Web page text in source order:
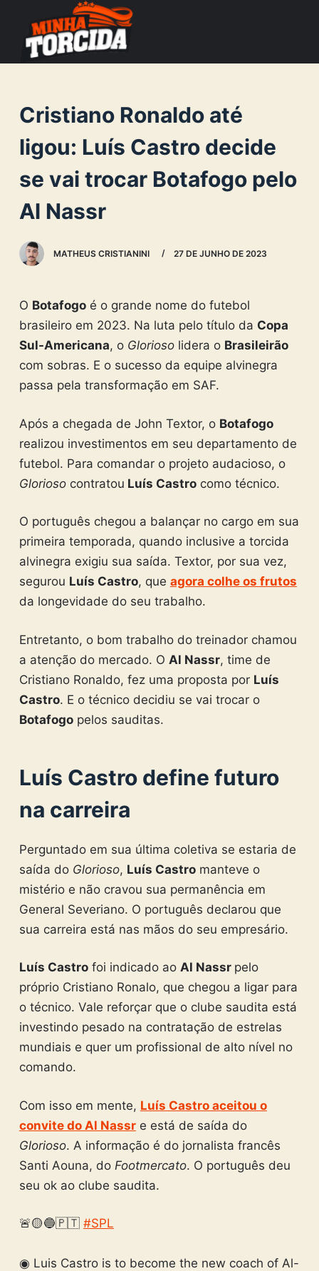
o
c
o
n
e
Cristiano Ronaldo até
ligou: Luís Castro decide
se vai trocar Botafogo pelo
Al Nassr
MATHEUS CRISTIANINI 27 DE JUNHO DE 2023
O Botafogoé o grande nome do futebol
brasileiro em 2023. Na luta pelo título da Copa
Sul-Americana, o Gloriosolidera o Brasileirão
com sobras. E o sucesso da equipe alvinegra
passa pela transformação em SAF.
Após a chegada de John Textor, o Botafogo
realizou investimentos em seu departamento de
futebol. Para comandar o projeto audacioso, o
Gloriosocontratou Luís Castrocomo técnico.
O português chegou a balançar no cargo em sua
primeira temporada, quando inclusive a torcida
alvinegra exigiu sua saída. Textor, por sua vez,
segurou Luís Castro, que agora colhe os frutos
da longevidade do seu trabalho.
Entretanto, o bom trabalho do treinador chamou
a atenção do mercado. O Al Nassr, time de
Cristiano Ronaldo, fez uma proposta por Luís
Castro. E o técnico decidiu se vai trocar o
Botafogopelos sauditas.
Luís Castro define futuro
na carreira
Perguntado em sua última coletiva se estaria de
saída do Glorioso, Luís Castromanteve o
mistério e não cravou sua permanência em
General Severiano. O português declarou que
sua carreira está nas mãos do seu empresário.
Luís Castrofoi indicado ao Al Nassr pelo
próprio Cristiano Ronalo, que chegou a ligar para
o técnico. Vale reforçar que o clube saudita está
investindo pesado na contratação de estrelas
mundiais e quer um profissional de alto nível no
comando.
Com isso em mente, Luís Castro aceitou o
convite do Al Nassre está de saída do
Glorioso. A informação é do jornalista francês
Santi Aouna, do Footmercato. O português deu
seu ok ao clube saudita.
🚨🟡🔵🇵🇹 #SPL
◉ Luis Castro is to become the new coach of Al-